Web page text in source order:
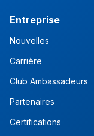
Entreprise
Nouvelles
Carrière
Club Ambassadeurs
Partenaires
Certifications